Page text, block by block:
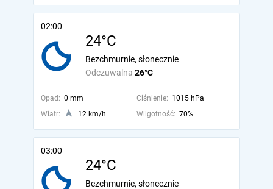
02:00
24°C
Odczuwalna 26°C
Bezchmurnie, słonecznie
Opad: 0 mm Ciśnienie: 1015 hPa
Wiatr:
12 km/h Wilgotność: 70%
03:00
24°C
Bezchmurnie, słonecznie